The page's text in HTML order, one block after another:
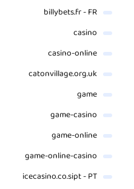
billybets.fr - FR
casino
casino-online
catonvillage.org.uk
game
game-casino
game-online
game-online-casino
icecasino.co.sipt - PT